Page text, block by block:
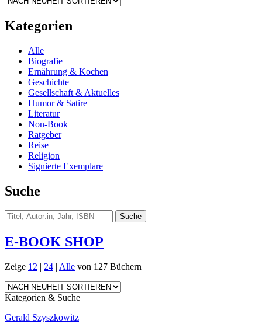
Kategorien
Alle
Biografie
Ernährung & Kochen
Geschichte
Gesellschaft & Aktuelles
Humor & Satire
Literatur
Non-Book
Ratgeber
Reise
Religion
Signierte Exemplare
Suche
E-BOOK SHOP
Zeige 12 | 24 | Alle von 127 Büchern
Kategorien & Suche
Gerald Szyszkowitz